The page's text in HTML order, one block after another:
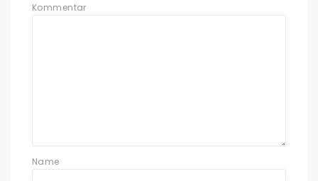
Kommentar
Name